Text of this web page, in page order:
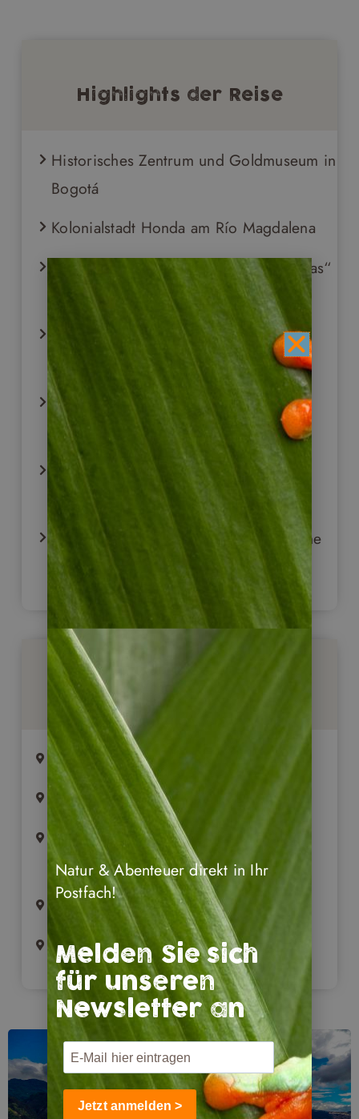
Highlights der Reise
Historisches Zentrum und Goldmuseum in
Bogotá
Kolonialstadt Honda am Río Magdalena
Fahrt über den Bergpass „Alto de Letras“
in die Kaffeezone
Aufenthalt auf einer traditionellen
Kaffeefinca bei Manizales
Koloniales Salamina – nationales
Kulturerbe
Wachspalmengebiet bei San Félix
(Samaria-Tal)
Medellín: Stadtbesichtigung und urbane
Transformation
Stationen Ihrer Reise
Bogotá (2 Übernachtungen)
Honda (1 Übernachtung)
Kaffeezone / Manizales (2
Übernachtungen)
Salamina (2 Übernachtungen)
Medellín (2 Übernachtungen)
Natur & Abenteuer direkt in Ihr
Postfach!
Melden Sie sich
für unseren
Newsletter an
Jetzt anmelden >